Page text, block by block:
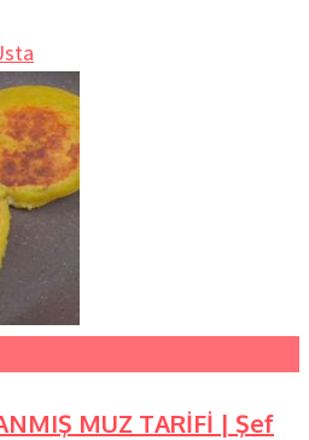
MUZ TARİFİ | Şef